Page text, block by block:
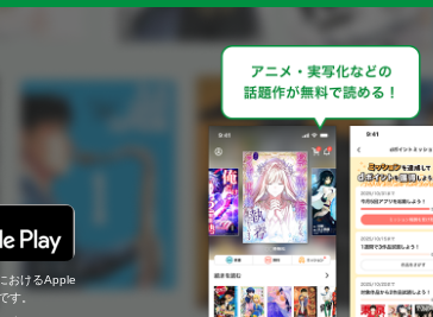
おけるApple
す。